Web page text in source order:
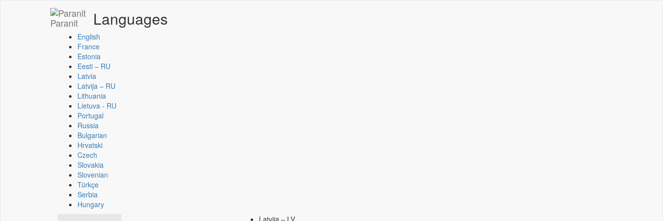
Paranit Languages
English
France
Estonia
Eesti – RU
Latvia
Latvija – RU
Lithuania
Lietuva - RU
Portugal
Russia
Bulgarian
Hrvatski
Czech
Slovakia
Slovenian
Türkçe
Serbia
Hungary
Latvija – LV